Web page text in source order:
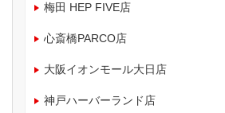
梅田 HEP FIVE店
心斎橋PARCO店
大阪イオンモール大日店
神戸ハーバーランド店